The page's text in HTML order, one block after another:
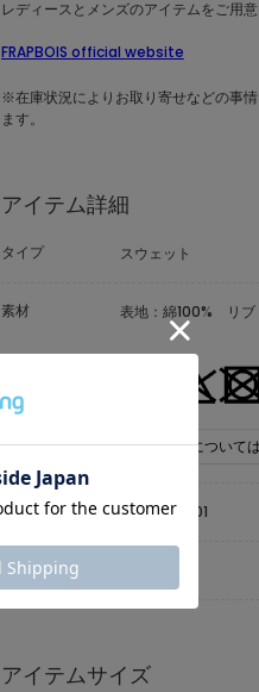
レディースとメンズのアイテムをご用意
FRAPBOIS official website
※在庫状況によりお取り寄せなどの事
ます。
アイテム詳細
タイプ スウェット
素材 表地：綿100% リブ
お手入れについて
品番 B1561RUT201
原産国
アイテムサイズ